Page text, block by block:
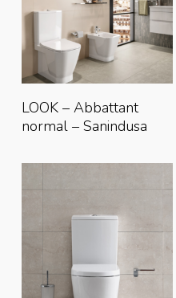
Lire La Suite
LOOK – Abbattant
normal – Sanindusa